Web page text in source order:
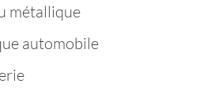
métallique
automobile